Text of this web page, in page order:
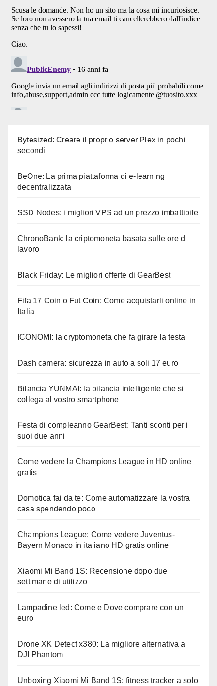
Bytesized: Creare il proprio server Plex in pochi
secondi
BeOne: La prima piattaforma di e-learning
decentralizzata
SSD Nodes: i migliori VPS ad un prezzo imbattibile
ChronoBank: la criptomoneta basata sulle ore di
lavoro
Black Friday: Le migliori offerte di GearBest
Fifa 17 Coin o Fut Coin: Come acquistarli online in
Italia
ICONOMI: la cryptomoneta che fa girare la testa
Dash camera: sicurezza in auto a soli 17 euro
Bilancia YUNMAI: la bilancia intelligente che si
collega al vostro smartphone
Festa di compleanno GearBest: Tanti sconti per i
suoi due anni
Come vedere la Champions League in HD online
gratis
Domotica fai da te: Come automatizzare la vostra
casa spendendo poco
Champions League: Come vedere Juventus-
Bayern Monaco in italiano HD gratis online
Xiaomi Mi Band 1S: Recensione dopo due
settimane di utilizzo
Lampadine led: Come e Dove comprare con un
euro
Drone XK Detect x380: La migliore alternativa al
DJI Phantom
Unboxing Xiaomi Mi Band 1S: fitness tracker a solo